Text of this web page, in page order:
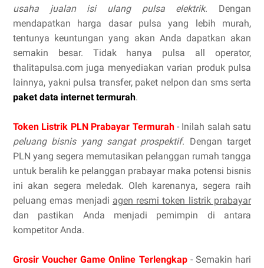
usaha jualan isi ulang pulsa elektrik. Dengan
mendapatkan harga dasar pulsa yang lebih murah,
tentunya keuntungan yang akan Anda dapatkan akan
semakin besar. Tidak hanya pulsa all operator,
thalitapulsa.com juga menyediakan varian produk pulsa
lainnya, yakni pulsa transfer, paket nelpon dan sms serta
paket data internet termurah.
Token Listrik PLN Prabayar Termurah- Inilah salah satu
peluang bisnis yang sangat prospektif. Dengan target
PLN yang segera memutasikan pelanggan rumah tangga
untuk beralih ke pelanggan prabayar maka potensi bisnis
ini akan segera meledak. Oleh karenanya, segera raih
peluang emas menjadi agen resmi token listrik prabayar
dan pastikan Anda menjadi pemimpin di antara
kompetitor Anda.
Grosir Voucher Game Online Terlengkap- Semakin hari